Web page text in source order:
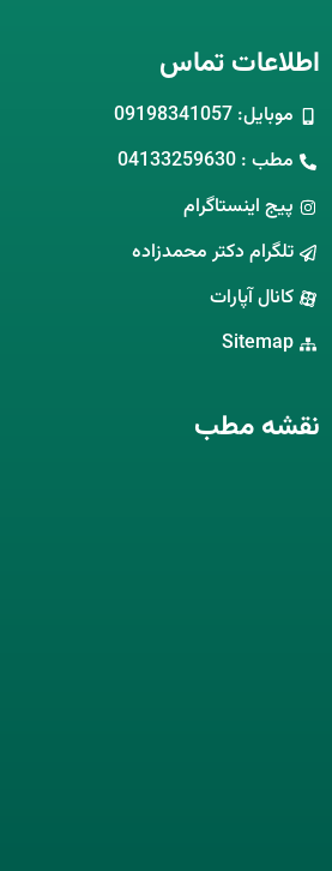
اطلاعات تماس
موبایل: 09198341057
مطب : 04133259630
پیج اینستاگرام
تلگرام دکتر محمدزاده
کانال آپارات
Sitemap
نقشه مطب